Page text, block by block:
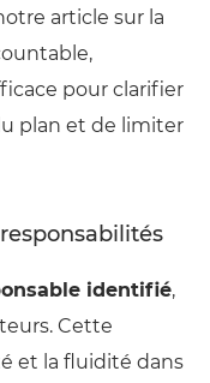
article sur la
pour clarifier
plan et de limiter
identifié,
Cette
et la fluidité dans